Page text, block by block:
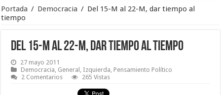
Portada / Democracia / Del 15-M al 22-M, dar tiempo al
tiempo
Del 15-M al 22-M, dar tiempo al tiempo
27 mayo 2011
Democracia, General , Izquierda, Pensamiento Político
2 Comentarios
265 Vistas